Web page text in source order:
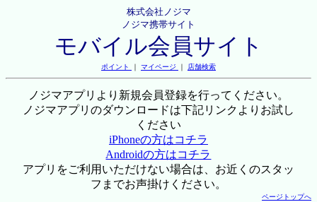
株式会社ノジマ
ノジマ携帯サイト
モバイル会員サイト
ポイント ｜ マイページ ｜ 店舗検索
ノジマアプリより新規会員登録を行ってください。
ノジマアプリのダウンロードは下記リンクよりお試し
ください
iPhoneの方はコチラ
Androidの方はコチラ
アプリをご利用いただけない場合は、お近くのスタッ
フまでお声掛けください。
ページトップへ